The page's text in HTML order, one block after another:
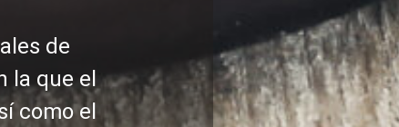
de
la que el
como el